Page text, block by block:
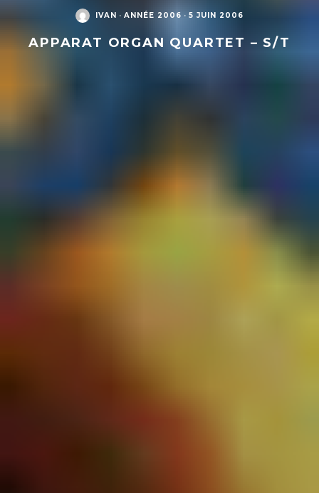
IVAN · ANNÉE 2006 · 5 JUIN 2006
APPARAT ORGAN QUARTET – S/T